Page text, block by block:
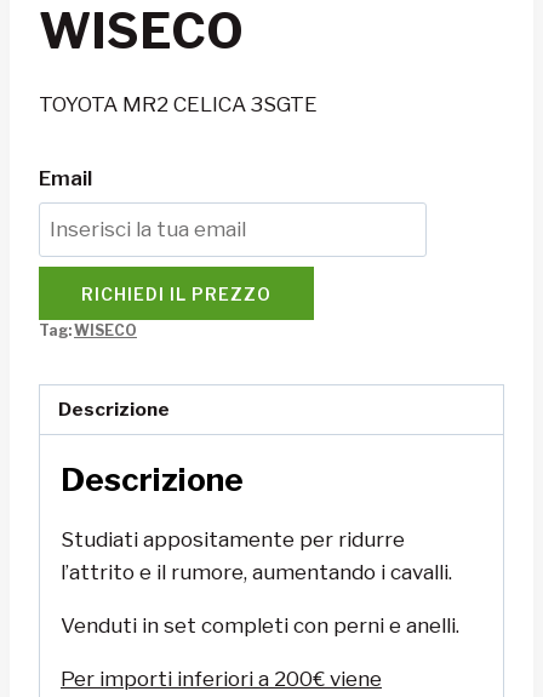
WISECO
TOYOTA MR2 CELICA 3SGTE
Email
RICHIEDI IL PREZZO
Tag:WISECO
Descrizione
Descrizione
Studiati appositamente per ridurre
l’attrito e il rumore, aumentando i cavalli.
Venduti in set completi con perni e anelli.
Per importi inferiori a 200€ viene